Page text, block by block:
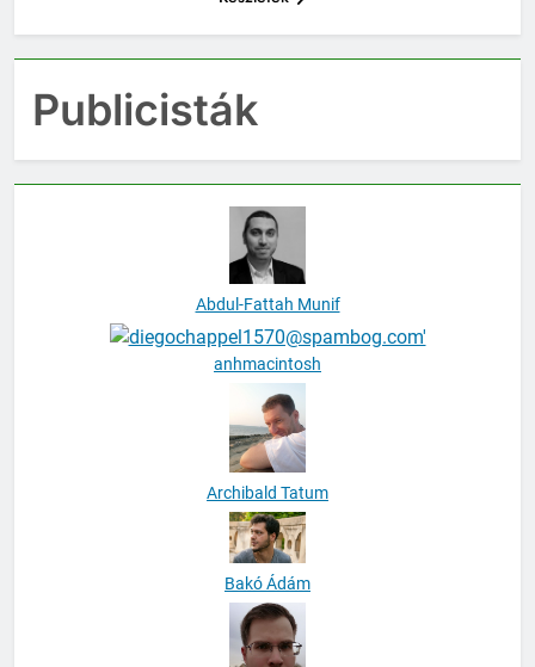
Publicisták
Abdul-Fattah Munif
anhmacintosh
Archibald Tatum
Bakó Ádám